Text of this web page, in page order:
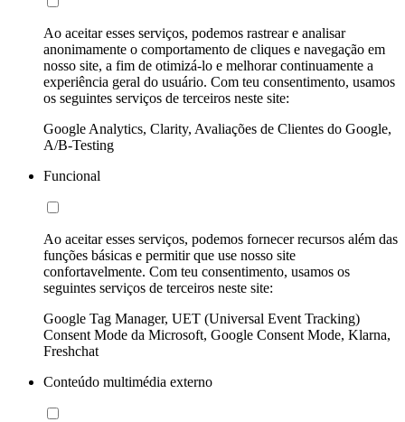
Ao aceitar esses serviços, podemos rastrear e analisar
anonimamente o comportamento de cliques e navegação em
nosso site, a fim de otimizá-lo e melhorar continuamente a
experiência geral do usuário. Com teu consentimento, usamos
os seguintes serviços de terceiros neste site:
Google Analytics, Clarity, Avaliações de Clientes do Google,
A/B-Testing
Funcional
Ao aceitar esses serviços, podemos fornecer recursos além das
funções básicas e permitir que use nosso site
confortavelmente. Com teu consentimento, usamos os
seguintes serviços de terceiros neste site:
Google Tag Manager, UET (Universal Event Tracking)
Consent Mode da Microsoft, Google Consent Mode, Klarna,
Freshchat
Conteúdo multimédia externo